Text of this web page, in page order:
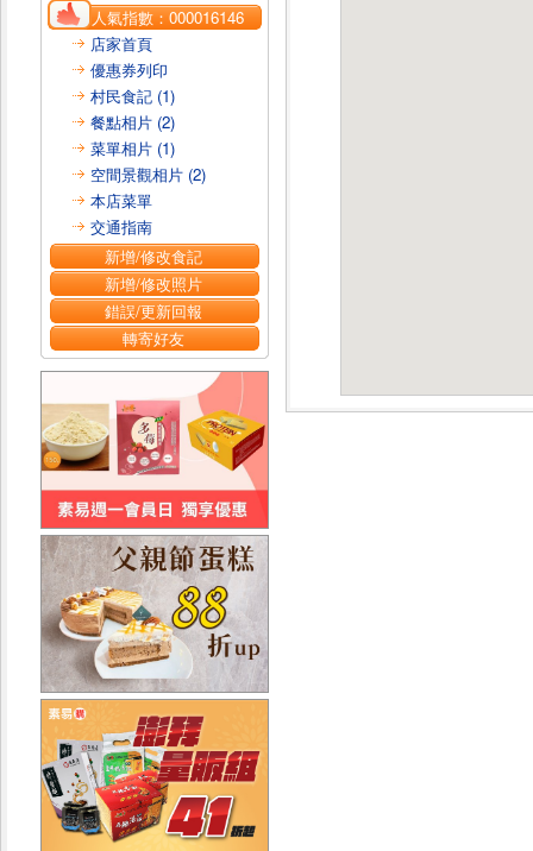
人氣指數：000016146
店家首頁
優惠券列印
村民食記 (1)
餐點相片 (2)
菜單相片 (1)
空間景觀相片 (2)
本店菜單
交通指南
新增/修改食記
新增/修改照片
錯誤/更新回報
轉寄好友